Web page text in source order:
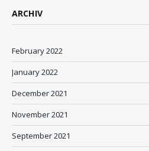
ARCHIV
February 2022
January 2022
December 2021
November 2021
September 2021